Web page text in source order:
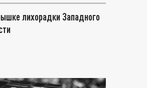
лихорадки Западного